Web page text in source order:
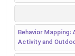
Behavior
Activity and